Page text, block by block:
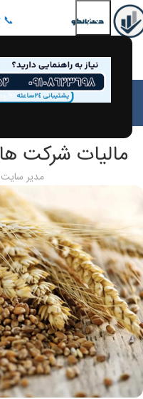
📞 09203803722
مالیات شرکت
مدیر سایت